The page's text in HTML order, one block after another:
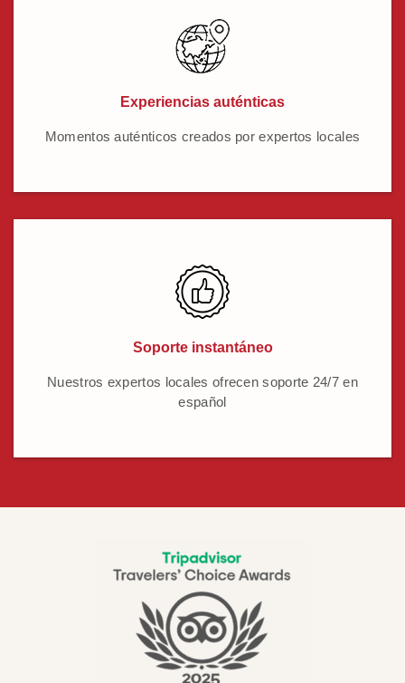
Experiencias auténticas
Momentos auténticos creados por expertos locales
Soporte instantáneo
Nuestros expertos locales ofrecen soporte 24/7 en
español